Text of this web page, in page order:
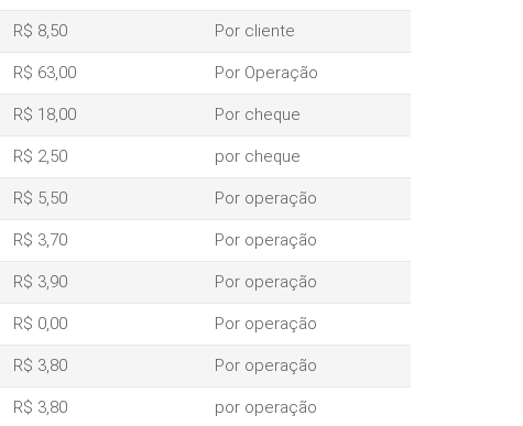
R$ 8,50 Por cliente
R$ 63,00 Por Operação
R$ 18,00 Por cheque
R$ 2,50 por cheque
R$ 5,50 Por operação
R$ 3,70 Por operação
R$ 3,90 Por operação
R$ 0,00 Por operação
R$ 3,80 Por operação
R$ 3,80 por operação